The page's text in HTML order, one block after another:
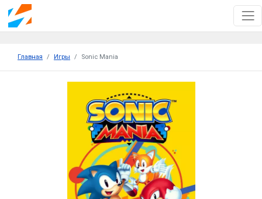
Главная Игры Sonic Mania